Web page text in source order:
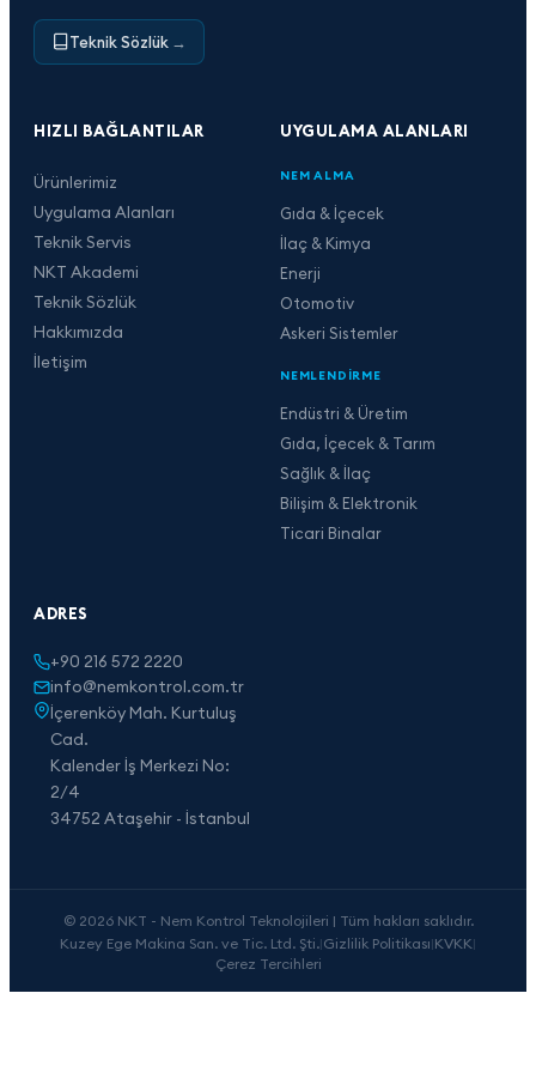
Teknik Sözlük →
HIZLI BAĞLANTILAR
Ürünlerimiz
Uygulama Alanları
Teknik Servis
NKT Akademi
Teknik Sözlük
Hakkımızda
İletişim
UYGULAMA ALANLARI
NEM ALMA
Gıda & İçecek
İlaç & Kimya
Enerji
Otomotiv
Askeri Sistemler
NEMLENDIRME
Endüstri & Üretim
Gıda, İçecek & Tarım
Sağlık & İlaç
Bilişim & Elektronik
Ticari Binalar
ADRES
+90 216 572 2220
info@nemkontrol.com.tr
İçerenköy Mah. Kurtuluş
Cad.
Kalender İş Merkezi No:
2/4
34752 Ataşehir - İstanbul
© 2026 NKT - Nem Kontrol Teknolojileri | Tüm hakları saklıdır.
Kuzey Ege Makina San. ve Tic. Ltd. Şti.|Gizlilik Politikası|KVKK|
Çerez Tercihleri